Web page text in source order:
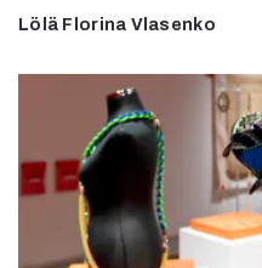
Lölä Florina Vlasenko